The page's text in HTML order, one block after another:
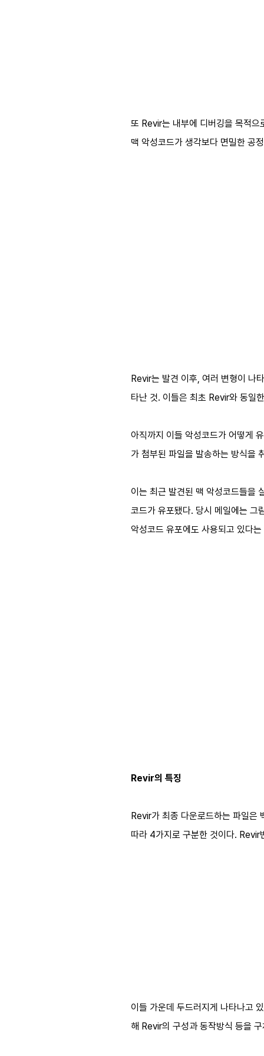
또 Revir는 내부에 디버깅을 목적으
맥 악성코드가 생각보다 면밀한 공
Revir는 발견 이후, 여러 변형이 나
타난 것. 이들은 최초 Revir와 동일
아직까지 이들 악성코드가 어떻게
가 첨부된 파일을 발송하는 방식을
이는 최근 발견된 맥 악성코드들을
코드가 유포됐다. 당시 메일에는 그
악성코드 유포에도 사용되고 있다
Revir의 특징
Revir가 최종 다운로드하는 파일은
따라 4가지로 구분한 것이다. Revir
이들 가운데 두드러지게 나타나고
해 Revir의 구성과 동작방식 등을